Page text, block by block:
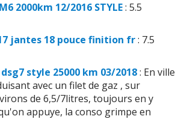
2000km 12/2016 STYLE: 5.5
jantes 18 pouce finition fr: 7.5
dsg7 style 25000 km 03/2018: En ville
avec un filet de gaz , sur
de 6,5/7litres, toujours en y
appuye, la conso grimpe en